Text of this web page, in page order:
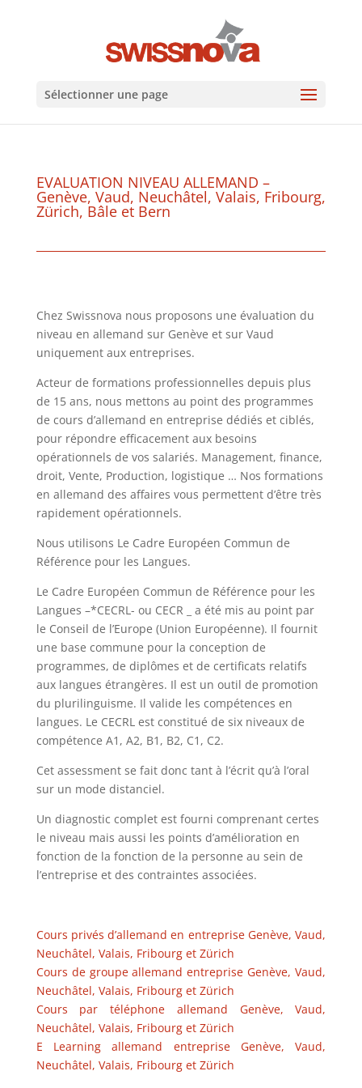
Sélectionner une page
EVALUATION NIVEAU ALLEMAND –
Genève, Vaud, Neuchâtel, Valais, Fribourg,
Zürich, Bâle et Bern
Chez Swissnova nous proposons une évaluation du
niveau en allemand sur Genève et sur Vaud
uniquement aux entreprises.
Acteur de formations professionnelles depuis plus
de 15 ans, nous mettons au point des programmes
de cours d’allemand en entreprise dédiés et ciblés,
pour répondre efficacement aux besoins
opérationnels de vos salariés. Management, finance,
droit, Vente, Production, logistique … Nos formations
en allemand des affaires vous permettent d’être très
rapidement opérationnels.
Nous utilisons Le Cadre Européen Commun de
Référence pour les Langues.
Le Cadre Européen Commun de Référence pour les
Langues –*CECRL- ou CECR _ a été mis au point par
le Conseil de l’Europe (Union Européenne). Il fournit
une base commune pour la conception de
programmes, de diplômes et de certificats relatifs
aux langues étrangères. Il est un outil de promotion
du plurilinguisme. Il valide les compétences en
langues. Le CECRL est constitué de six niveaux de
compétence A1, A2, B1, B2, C1, C2.
Cet assessment se fait donc tant à l’écrit qu’à l’oral
sur un mode distanciel.
Un diagnostic complet est fourni comprenant certes
le niveau mais aussi les points d’amélioration en
fonction de la fonction de la personne au sein de
l’entreprise et des contraintes associées.
Cours privés d’allemand en entreprise Genève, Vaud,
Neuchâtel, Valais, Fribourg et Zürich
Cours de groupe allemand entreprise Genève, Vaud,
Neuchâtel, Valais, Fribourg et Zürich
Cours par téléphone allemand Genève, Vaud,
Neuchâtel, Valais, Fribourg et Zürich
E Learning allemand entreprise Genève, Vaud,
Neuchâtel, Valais, Fribourg et Zürich